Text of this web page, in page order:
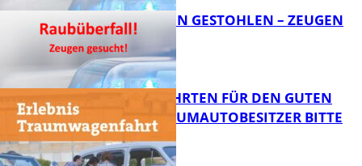
FB News
TEURE KETTEN GESTOHLEN – ZEUGEN
GESUCHT!
SPENDENFAHRTEN FÜR DEN GUTEN
ZWECK – TRAUMAUTOBESITZER BITTE
MELDEN!